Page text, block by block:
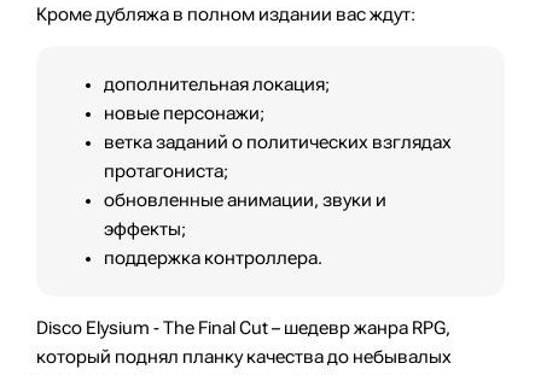
Кроме дубляжа в полном издании вас ждут:
дополнительная локация;
новые персонажи;
ветка заданий о политических взглядах
протагониста;
обновленные анимации, звуки и
эффекты;
поддержка контроллера.
Disco Elysium - The Final Cut – шедевр жанра RPG,
который поднял планку качества до небывалых